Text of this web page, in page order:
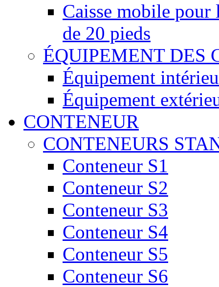
Caisse mobile pour
de 20 pieds
ÉQUIPEMENT DES
Équipement
Équipement
CONTENEUR
CONTENEURS
Conteneur S1
Conteneur S2
Conteneur S3
Conteneur S4
Conteneur S5
Conteneur S6